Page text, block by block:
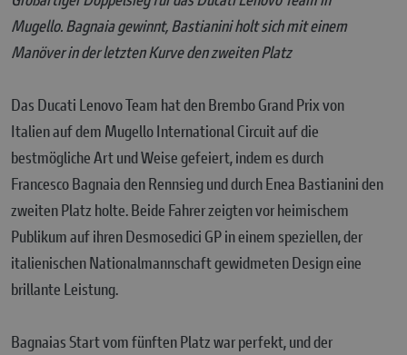
Mugello. Bagnaia gewinnt, Bastianini holt sich mit einem
Manöver in der letzten Kurve den zweiten Platz
Das Ducati Lenovo Team hat den Brembo Grand Prix von
Italien auf dem Mugello International Circuit auf die
bestmögliche Art und Weise gefeiert, indem es durch
Francesco Bagnaia den Rennsieg und durch Enea Bastianini den
zweiten Platz holte. Beide Fahrer zeigten vor heimischem
Publikum auf ihren Desmosedici GP in einem speziellen, der
italienischen Nationalmannschaft gewidmeten Design eine
brillante Leistung.
Bagnaias Start vom fünften Platz war perfekt, und der